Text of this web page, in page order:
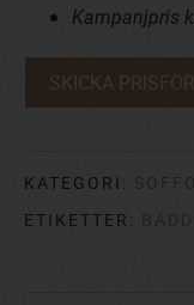
Kampanjpris
SKICKA
KATEGORI:
ETIKETTER: